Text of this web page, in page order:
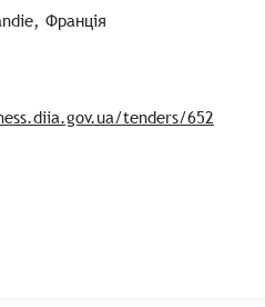
Франція
tenders/652